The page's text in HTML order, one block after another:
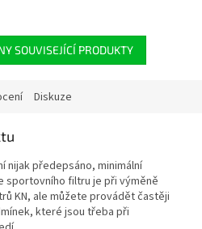
SOUVISEJÍCÍ PRODUKTY
Diskuze
nijak předepsáno, minimální
sportovního filtru je při výměně
KN, ale můžete provádět častěji
které jsou třeba při